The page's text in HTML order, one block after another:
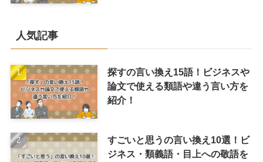
人気記事
探すの言い換え15語！ビジネスや
論文で使える類語や違う言い方を
紹介！
すごいと思うの言い換え10選！ビ
ジネス・類義語・目上への敬語を